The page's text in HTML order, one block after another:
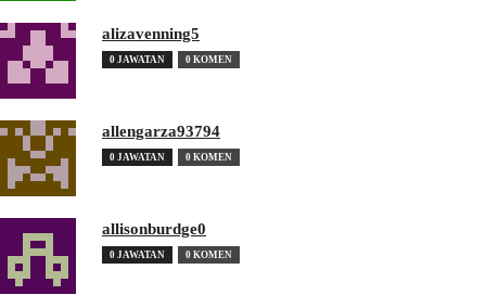
alizavenning5
0 JAWATAN 0 KOMEN
allengarza93794
0 JAWATAN 0 KOMEN
allisonburdge0
0 JAWATAN 0 KOMEN